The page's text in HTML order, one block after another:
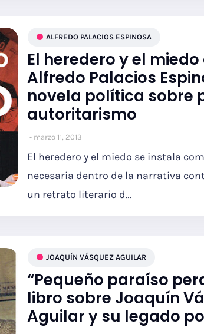
ALFREDO PALACIOS ESPINOSA
El heredero y el miedo
Alfredo Palacios
novela política sobre
autoritarismo
marzo 11, 2013
El heredero y el miedo se instala
necesaria dentro de la narrativa
un retrato literario d…
JOAQUÍN VÁSQUEZ AGUILAR
“Pequeño paraíso
libro sobre Joaquín
Aguilar y su legado